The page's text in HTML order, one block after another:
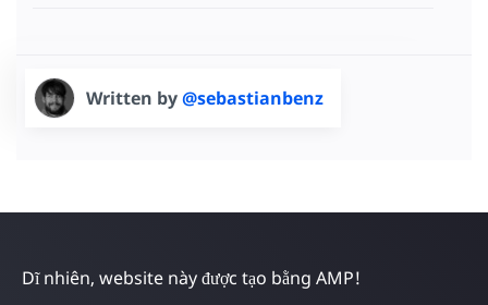
Written by@sebastianbenz
Dĩ nhiên, website này được tạo bằng AMP!